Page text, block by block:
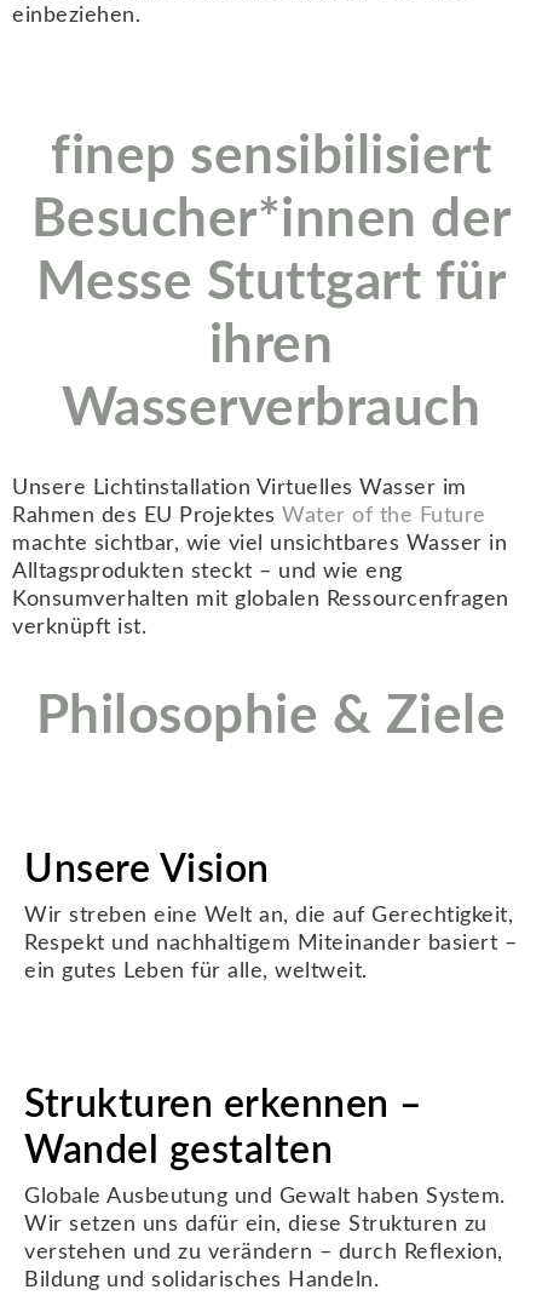
einbeziehen.
finep sensibilisiert
Besucher*innen der
Messe Stuttgart für
ihren
Wasserverbrauch
Unsere Lichtinstallation Virtuelles Wasser im
Rahmen des EU Projektes Water of the Future
machte sichtbar, wie viel unsichtbares Wasser in
Alltagsprodukten steckt – und wie eng
Konsumverhalten mit globalen Ressourcenfragen
verknüpft ist.
Philosophie & Ziele
Unsere Vision
Wir streben eine Welt an, die auf Gerechtigkeit,
Respekt und nachhaltigem Miteinander basiert –
ein gutes Leben für alle, weltweit.
Strukturen erkennen –
Wandel gestalten
Globale Ausbeutung und Gewalt haben System.
Wir setzen uns dafür ein, diese Strukturen zu
verstehen und zu verändern – durch Reflexion,
Bildung und solidarisches Handeln.